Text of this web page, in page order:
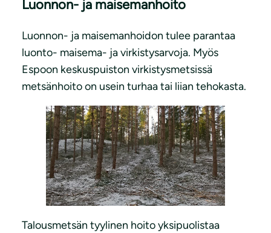
Luonnon- ja maisemanhoito
Luonnon- ja maisemanhoidon tulee parantaa
luonto- maisema- ja virkistysarvoja. Myös
Espoon keskuspuiston virkistysmetsissä
metsänhoito on usein turhaa tai liian tehokasta.
Talousmetsän tyylinen hoito yksipuolistaa